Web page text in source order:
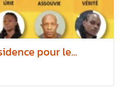
pour le...